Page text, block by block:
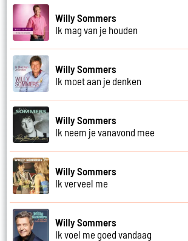
Willy Sommers
Ik mag van je houden
Willy Sommers
Ik moet aan je denken
Willy Sommers
Ik neem je vanavond mee
Willy Sommers
Ik verveel me
Willy Sommers
Ik voel me goed vandaag